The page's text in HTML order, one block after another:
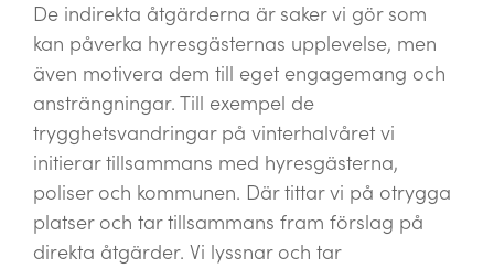
De indirekta åtgärderna är saker vi gör som
kan påverka hyresgästernas upplevelse, men
även motivera dem till eget engagemang och
ansträngningar. Till exempel de
trygghetsvandringar på vinterhalvåret vi
initierar tillsammans med hyresgästerna,
poliser och kommunen. Där tittar vi på otrygga
platser och tar tillsammans fram förslag på
direkta åtgärder. Vi lyssnar och tar